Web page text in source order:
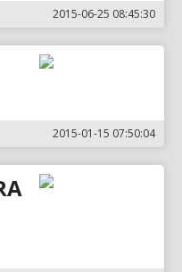
2015-06-25 08:45:30
2015-01-15 07:50:04